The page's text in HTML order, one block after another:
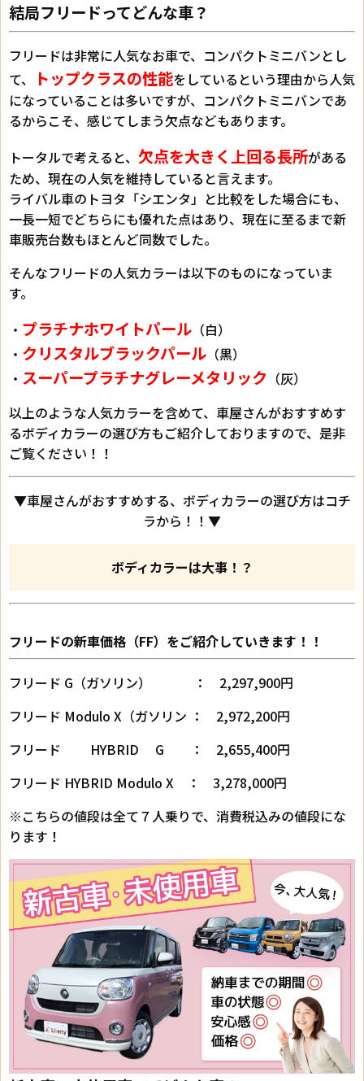
結局フリードってどんな車？
フリードは非常に人気なお車で、コンパクトミニバンとし
て、
トップクラスの性能をしているという理由から人気
になっていることは多いですが、コンパクトミニバンであ
るからこそ、感じてしまう欠点などもあります。
トータルで考えると、 欠点を大きく上回る長所がある
ため、現在の人気を維持していると言えます。
ライバル車のトヨタ「シエンタ」と比較をした場合にも、
一長一短でどちらにも優れた点はあり、現在に至るまで新
車販売台数もほとんど同数でした。
そんなフリードの人気カラーは以下のものになっていま
す。
・ プラチナホワイトパール （白）
・ クリスタルブラックパール （黒）
・ スーパープラチナグレーメタリック （灰）
以上のような人気カラーを含めて、車屋さんがおすすめす
るボディカラーの選び方もご紹介しておりますので、是非
ご覧ください！！
▼車屋さんがおすすめする、ボディカラーの選び方はコチ
ラから！！▼
ボディカラーは大事！？
フリードの新車価格（FF）をご紹介していきます！！
フリード G（ガソリン） ： 2,297,900円
フリード Modulo X（ガソリン ： 2,972,200円
フリード HYBRID G ： 2,655,400円
フリード HYBRID Modulo X ： 3,278,000円
※こちらの値段は全て７人乗りで、消費税込みの値段にな
ります！